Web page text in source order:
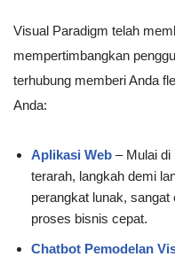
Visual Paradigm telah
mempertimbangkan
terhubung memberi Anda
Anda:
Aplikasi Web – Mulai di
terarah, langkah demi
perangkat lunak,
proses bisnis cepat.
Chatbot Pemodelan